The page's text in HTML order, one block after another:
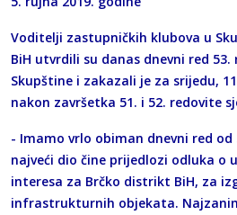
Voditelji zastupničkih klubova u
BiH utvrdili su danas dnevni red 53.
Skupštine i zakazali je za srijedu,
nakon završetka 51. i 52. redovite
- Imamo vrlo obiman dnevni red
najveći dio čine prijedlozi odluka o
interesa za Brčko distrikt BiH, za
infrastrukturnih objekata.